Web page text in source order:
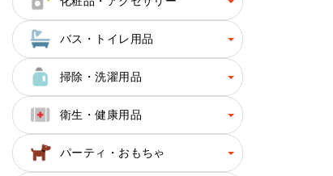
バス・トイレ用品
掃除・洗濯用品
衛生・健康用品
パーティ・おもちゃ